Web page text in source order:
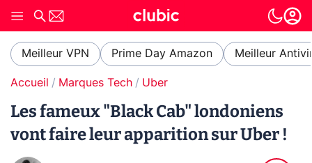
Meilleur VPN Prime Day Amazon Meilleur
Accueil Marques Tech Uber
Les fameux "Black Cab" londoniens
vont faire leur apparition sur Uber !